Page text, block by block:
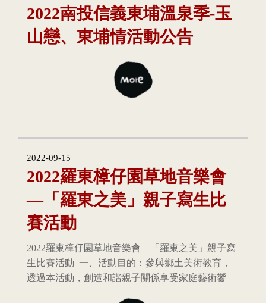
2022南投信義東埔溫泉季-玉
山戀、東埔情活動公告
2022-09-15
2022羅東樟仔園草地音樂會
—「羅東之美」親子寫生比
賽活動
2022羅東樟仔園草地音樂會—「羅東之美」親子寫
生比賽活動 一、活動目的：參與鄉土美術教育，
透過本活動，創造和諧親子關係享受家庭藝術饗